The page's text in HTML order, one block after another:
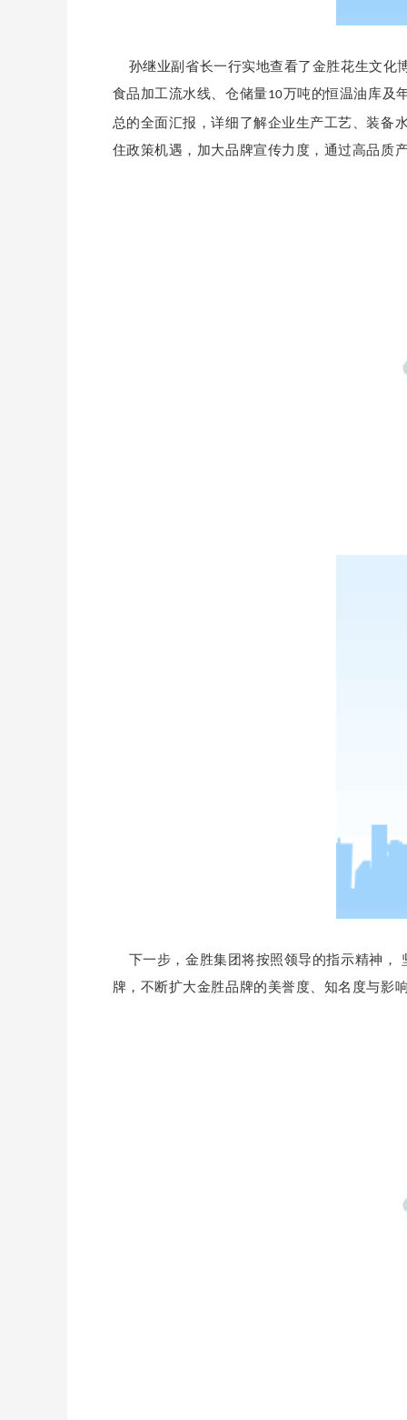
孙继业副省长一行实地查看了金胜花生文化
食品加工流水线、仓储量10万吨的恒温油库及
总的全面汇报，详细了解企业生产工艺、装备
住政策机遇，加大品牌宣传力度，通过高品质
下一步，金胜集团将按照领导的指示精神，
牌，不断扩大金胜品牌的美誉度、知名度与影